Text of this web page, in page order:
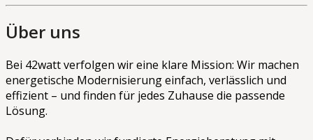
Über uns
Bei 42watt verfolgen wir eine klare Mission: Wir machen
energetische Modernisierung einfach, verlässlich und
effizient – und finden für jedes Zuhause die passende
Lösung.